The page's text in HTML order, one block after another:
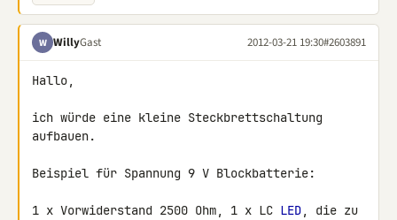
W WillyGast 2012-03-21 19:30#2603891
Hallo,
ich würde eine kleine Steckbrettschaltung
aufbauen.
Beispiel für Spannung 9 V Blockbatterie:
1 x Vorwiderstand 2500 Ohm, 1 x LC LED, die zu